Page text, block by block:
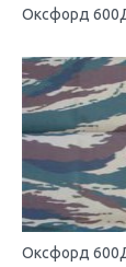
Оксфорд
Оксфорд